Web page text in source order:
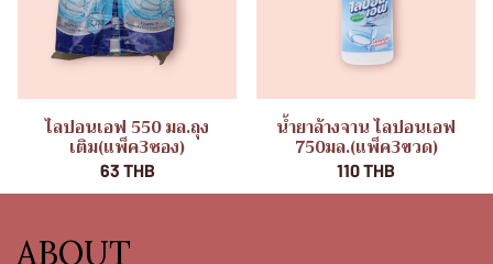
ไลปอนเอฟ 550 มล.ถุง
เติม(แพ็ค3ซอง)
63 THB
น้ำยาล้างจาน ไลปอนเอฟ
750มล.(แพ็ค3ขวด)
110 THB
ABOUT